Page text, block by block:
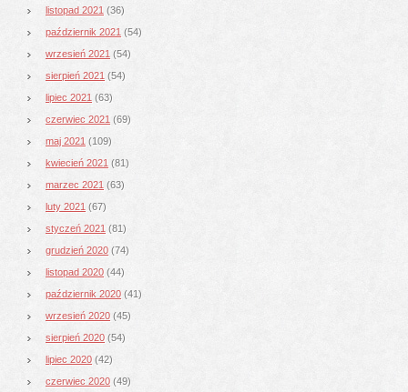
listopad 2021 (36)
październik 2021 (54)
wrzesień 2021 (54)
sierpień 2021 (54)
lipiec 2021 (63)
czerwiec 2021 (69)
maj 2021 (109)
kwiecień 2021 (81)
marzec 2021 (63)
luty 2021 (67)
styczeń 2021 (81)
grudzień 2020 (74)
listopad 2020 (44)
październik 2020 (41)
wrzesień 2020 (45)
sierpień 2020 (54)
lipiec 2020 (42)
czerwiec 2020 (49)